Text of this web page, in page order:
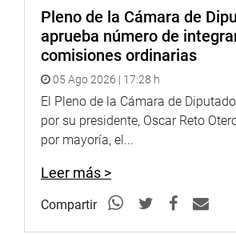
Pleno de la Cámara de
aprueba número de
comisiones ordinarias
05 Ago 2026 | 17:28 h
El Pleno de la Cámara de
por su presidente, Oscar Reto
por mayoría, el...
Leer más >
Compartir